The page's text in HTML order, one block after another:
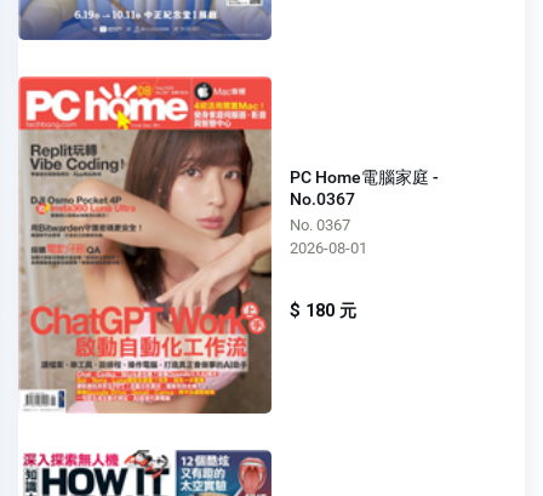
PC Home電腦家庭 -
No.0367
No. 0367
2026-08-01
$ 180 元